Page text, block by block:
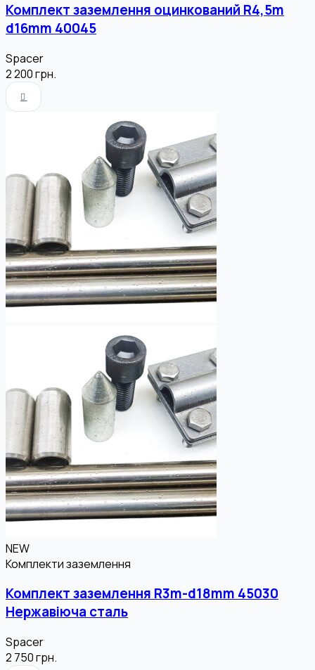
Комплект заземлення оцинкований R4,5m
d16mm 40045
Spacer
2 200грн.
NEW
Комплекти заземлення
Комплект заземлення R3m-d18mm 45030
Нержавіюча сталь
Spacer
2 750грн.